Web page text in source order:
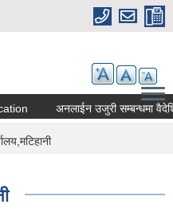
अनलाईन उजुरी सम्बन्धमा